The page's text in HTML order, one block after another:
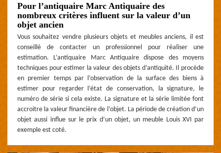
Pour l’antiquaire Marc Antiquaire des
nombreux critères influent sur la valeur d’un
objet ancien
Vous souhaitez vendre plusieurs objets et meubles anciens, il est
conseillé de contacter un professionnel pour réaliser une
estimation. L’antiquaire Marc Antiquaire dispose des moyens
techniques pour estimer la valeur des objets d’antiquité. Il procède
en premier temps par l’observation de la surface des biens à
estimer pour regarder l’état de conservation, la signature, le
numéro de série si cela existe. La signature et la série limitée font
accroitre la valeur financière de l’objet. La période de création d’un
objet aussi influe sur le prix d’un objet, un meuble Louis XVI par
exemple est coté.